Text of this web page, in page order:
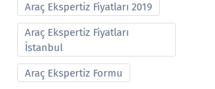
Araç Ekspertiz Fiyatları 2019
Araç Ekspertiz Fiyatları
İstanbul
Araç Ekspertiz Formu